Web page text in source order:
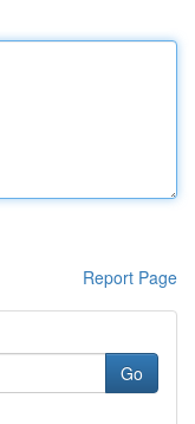
Report Page
Go